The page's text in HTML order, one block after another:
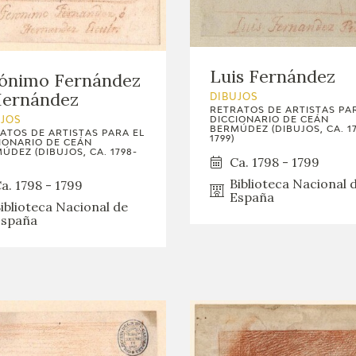
GOYA
Fernández
DE ARTISTAS PARA EL
DE CEÁN
(DIBUJOS, CA. 1798-
1798 - 1799
Nacional de
Luis Fernández
DIBUJOS
RETRATOS DE ARTISTAS
DICCIONARIO DE CEÁN
BERMÚDEZ (DIBUJOS, CA.
1799)
Ca. 1798 - 1799
Biblioteca Nacional
España